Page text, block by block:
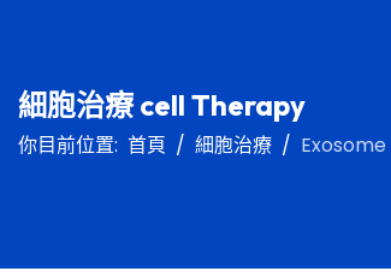
細胞治療 cell Therapy
你目前位置: 首頁 細胞治療 Exosome